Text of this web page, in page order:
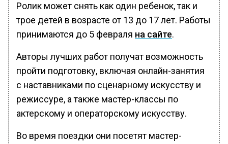
Ролик может снять как один ребенок, так и
трое детей в возрасте от 13 до 17 лет. Работы
принимаются до 5 февраля на сайте.
Авторы лучших работ получат возможность
пройти подготовку, включая онлайн-занятия
с наставниками по сценарному искусству и
режиссуре, а также мастер-классы по
актерскому и операторскому искусству.
Во время поездки они посетят мастер-